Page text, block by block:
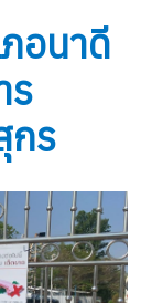
อนาดี
ร
กร